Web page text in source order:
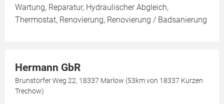
Wartung, Reparatur, Hydraulischer Abgleich,
Thermostat, Renovierung, Renovierung / Badsanierung
Hermann GbR
Brunstorfer Weg 22, 18337 Marlow (53km von 18337 Kurzen
Trechow)